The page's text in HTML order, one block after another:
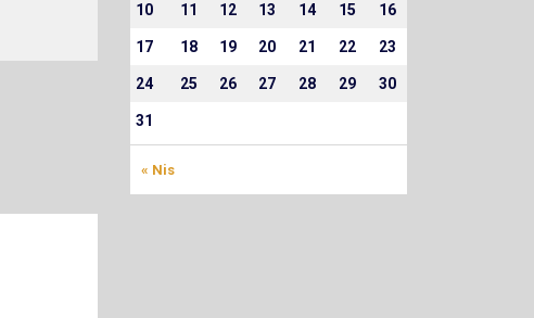
« Nis
10 11 12 13 14 15 16
17 18 19 20 21 22 23
24 25 26 27 28 29 30
31